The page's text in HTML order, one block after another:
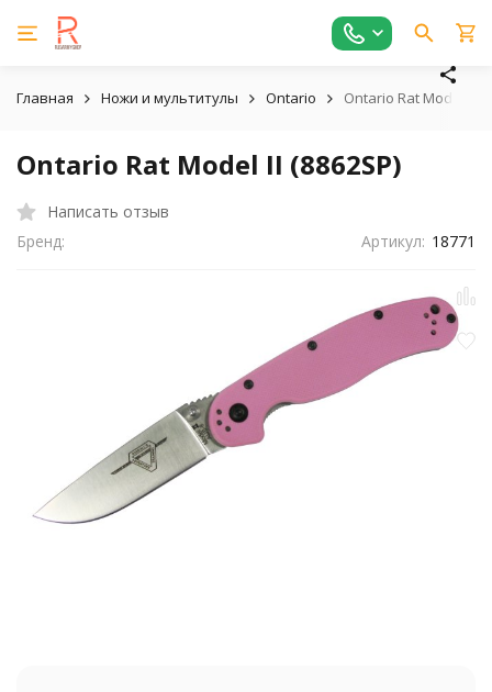
Главная Ножи и мультитулы Ontario Ontario Rat Model II
Ontario Rat Model II (8862SP)
Написать отзыв
Бренд:
Артикул: 18771